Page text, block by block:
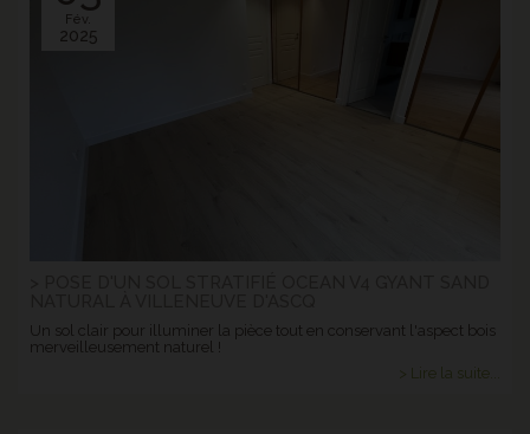
Fév.
2025
Un sol clair pour illuminer la pièce tout en conservant l'aspect bois
merveilleusement naturel !
> Lire la suite...